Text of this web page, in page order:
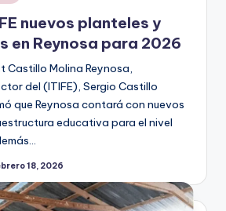
nuevos planteles y
en Reynosa para 2026
Castillo Molina Reynosa,
del (ITIFE), Sergio Castillo
que Reynosa contará con nuevos
educativa para el nivel
18, 2026